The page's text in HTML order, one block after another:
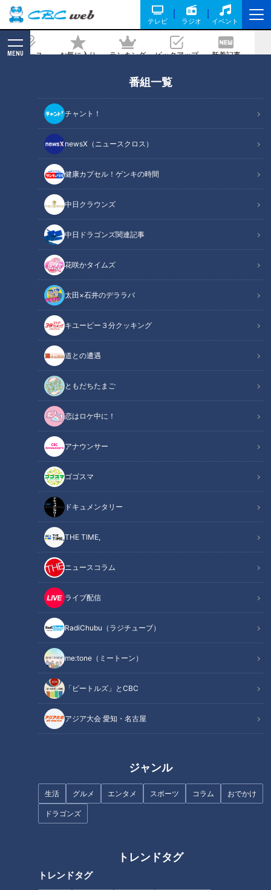
テレビ ラジオ イベント
ニュース お気に入り ランキング ピックアップ 新着記事
MENU
番組一覧
チャント！
newsX（ニュースクロス）
健康カプセル！ゲンキの時間
中日クラウンズ
中日ドラゴンズ関連記事
花咲かタイムズ
太田×石井のデララバ
キユーピー３分クッキング
道との遭遇
ともだちたまご
恋はロケ中に！
アナウンサー
ゴゴスマ
ドキュメンタリー
THE TIME,
ニュースコラム
ライブ配信
RadiChubu（ラジチューブ）
me:tone（ミートーン）
「ビートルズ」とCBC
アジア大会 愛知・名古屋
ジャンル
生活 グルメ エンタメ スポーツ コラム おでかけ
ドラゴンズ
トレンドタグ
トレンドタグ
本州を縦断して絶景・絶品を巡る旅
①【道との遭遇】
記事に戻る
【軽トラ女子】日本縦断・軽トラ女子が本州を縦断して絶景・絶品を巡
る旅①【道との遭遇】
この記事の画像
記事に戻る
この記事を見たあなたへのおすすめ
【日本縦断】軽トラ女子が本州
を縦断して絶景・絶品を巡る旅
③【道との遭遇】
【道マニア視点】愛知・進むと
突如山に突き当たる道【道との
ラビアアイドルが一般道だけで
道！？【道との遭遇】
【日本縦断】軽トラ女子が本州
を縦断して絶景・絶品を巡る旅